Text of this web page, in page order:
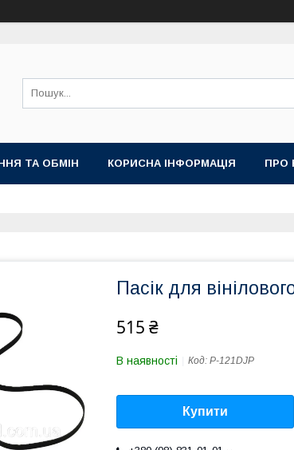
ТА ОБМІН КОРИСНА ІНФОРМАЦІЯ ПРО
Пасік для
515 ₴
В наявності Код: P-121DJP
Купити